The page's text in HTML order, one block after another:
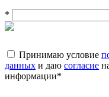
*
Принимаю условие
данных и даю согласие
информации*